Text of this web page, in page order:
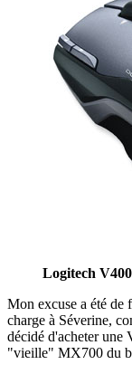
Logitech
Mon excuse a été de
charge à Séverine,
décidé d'acheter une
"vieille" MX700 du